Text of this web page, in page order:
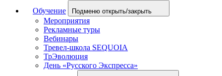
Обучение
Подменю открыть/закрыть
Мероприятия
Рекламные туры
Вебинары
Тревел-школа SEQUOIA
ТрЭволюция
День «Русского Экспресса»